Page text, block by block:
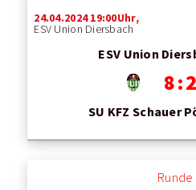
24.04.2024 19:00Uhr,
ESV Union Diersbach
ESV Union
8 : 2
SU KFZ Schauer
Runde